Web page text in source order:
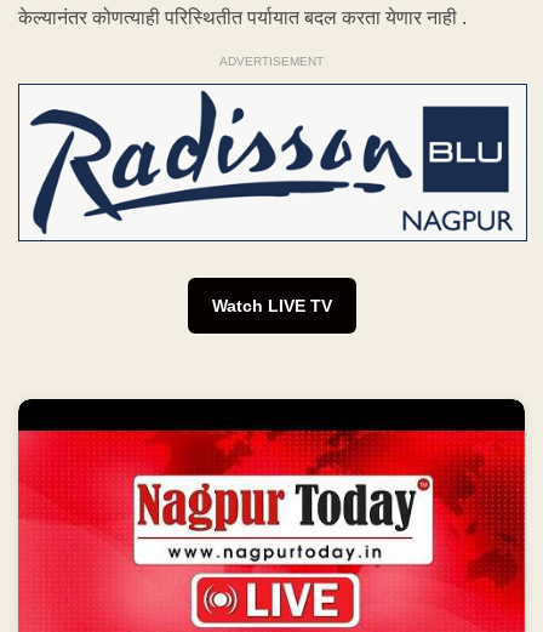
केल्यानंतर कोणत्याही परिस्थितीत पर्यायात बदल करता येणार नाही .
ADVERTISEMENT
Watch LIVE TV